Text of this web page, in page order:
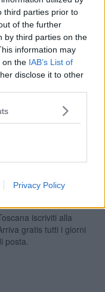
third parties prior to
of the further
by third parties on the
information may
on the IAB’s List of
disclose it to other
Privacy Policy
tradizione, ma anche
varietà di birre che
si potranno anche
isolane. Il tutto in un
e la banda di
12 fino alla partenza
di Livorno.
iscriviti alla
gratis tutti i giorni
posta.